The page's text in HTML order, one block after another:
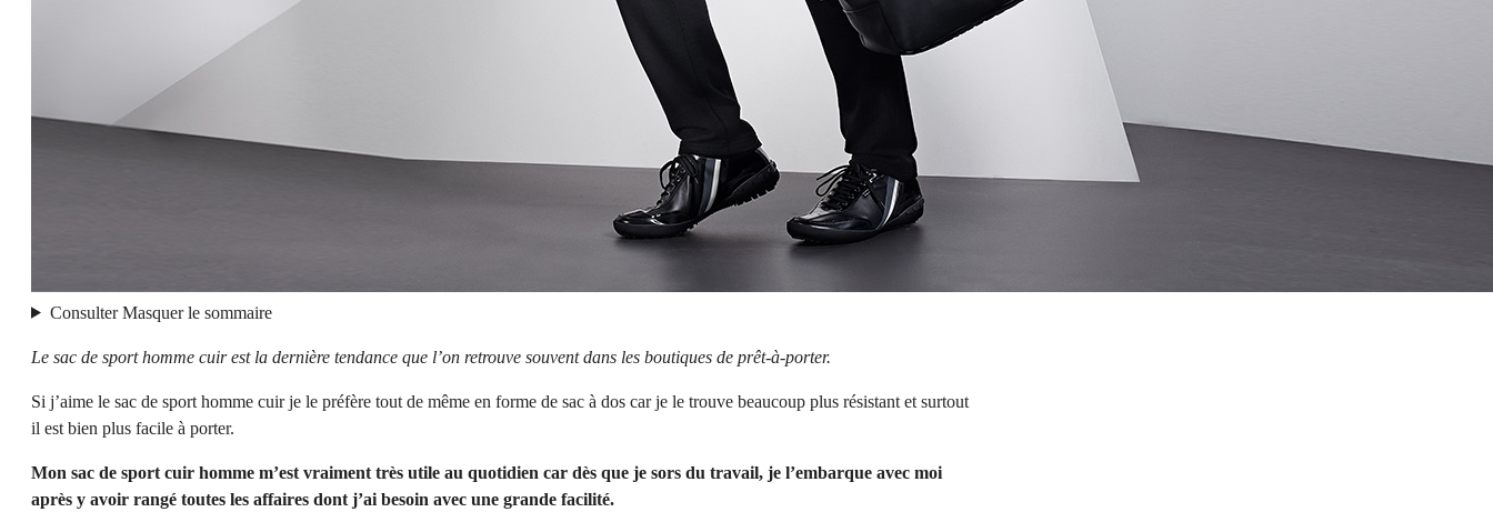
ConsulterMasquerle sommaire
Le sac de sport homme cuir est la dernière tendance que l’on retrouve souvent dans les boutiques de prêt-à-porter.
Si j’aime le sac de sport homme cuir je le préfère tout de même en forme de sac à dos car je le trouve beaucoup plus résistant et surtout
il est bien plus facile à porter.
Mon sac de sport cuir homme m’est vraiment très utile au quotidien car dès que je sors du travail, je l’embarque avec moi
après y avoir rangé toutes les affaires dont j’ai besoin avec une grande facilité.